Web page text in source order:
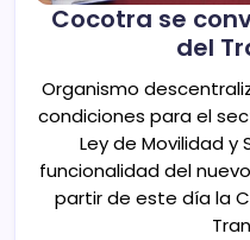
Cocotra se
del
Organismo
condiciones para el
Ley de Movilidad y
funcionalidad del
partir de este día la